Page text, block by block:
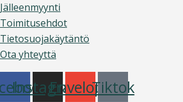
Jälleenmyynti
Toimitusehdot
Tietosuojakäytäntö
Ota yhteyttä
Instagram
EnvelopeTiktok